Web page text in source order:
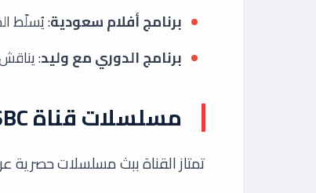
برنامج أفلام سعودية: يُسلّط
برنامج الدوري مع وليد:
مسلسلات قناة SBC السعودية
تمتاز القناة ببث مسلسلات